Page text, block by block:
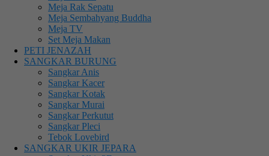
Meja Rak Sepatu
Meja Sembahyang Buddha
Meja TV
Set Meja Makan
PETI JENAZAH
SANGKAR BURUNG
Sangkar Anis
Sangkar Kacer
Sangkar Kotak
Sangkar Murai
Sangkar Perkutut
Sangkar Pleci
Tebok Lovebird
SANGKAR UKIR JEPARA